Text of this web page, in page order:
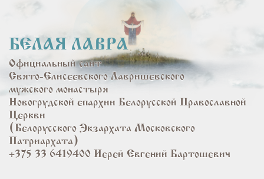
основному
содержанию
БЕЛАЯ ЛАВРА
Официальный сайт
Свято-Елисеевского Лавришевского
мужского монастыря
Новогрудской епархии Белорусской Православной
Церкви
(Белорусского Экзархата Московского
Патриархата)
+375 33 6419400 Иерей Евгений Бартошевич